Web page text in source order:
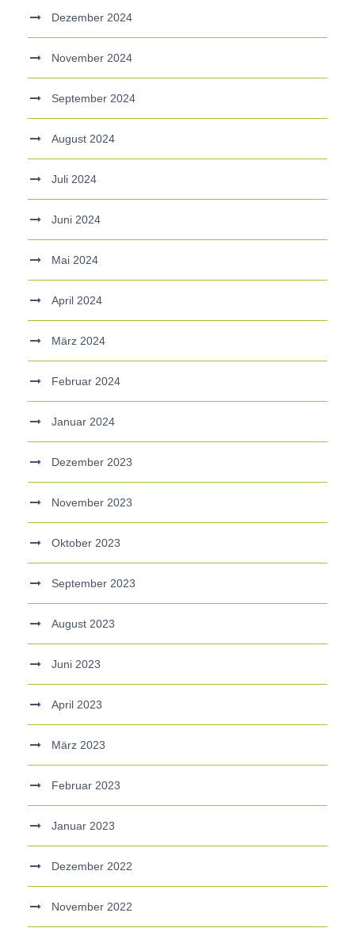
Dezember 2024
November 2024
September 2024
August 2024
Juli 2024
Juni 2024
Mai 2024
April 2024
März 2024
Februar 2024
Januar 2024
Dezember 2023
November 2023
Oktober 2023
September 2023
August 2023
Juni 2023
April 2023
März 2023
Februar 2023
Januar 2023
Dezember 2022
November 2022